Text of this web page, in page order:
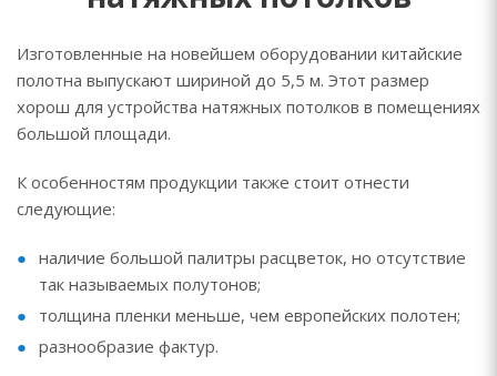
Изготовленные на новейшем оборудовании китайские
полотна выпускают шириной до 5,5 м. Этот размер
хорош для устройства натяжных потолков в помещениях
большой площади.
К особенностям продукции также стоит отнести
следующие:
наличие большой палитры расцветок, но отсутствие
так называемых полутонов;
толщина пленки меньше, чем европейских полотен;
разнообразие фактур.